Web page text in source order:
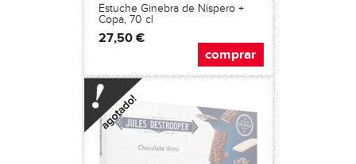
comprar
Estuche Ginebra de Níspero +
Copa, 70 cl
27,50 €